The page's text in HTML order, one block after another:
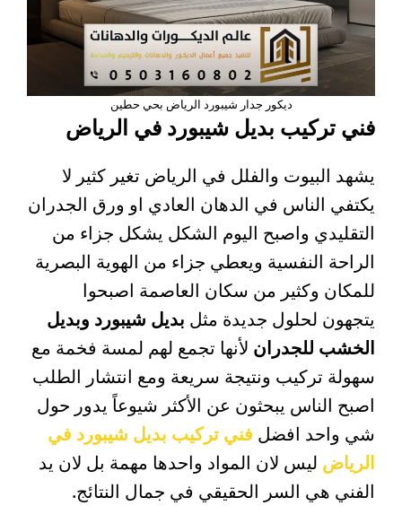
ديكور جدار شيبورد الرياض بحي حطين
فني تركيب بديل شيبورد في الرياض
يشهد البيوت والفلل في الرياض تغير كثير لا
يكتفي الناس في الدهان العادي او ورق الجدران
التقليدي واصبح اليوم الشكل يشكل جزاء من
الراحة النفسية ويعطي جزاء من الهوية البصرية
للمكان وكثير من سكان العاصمة اصبحوا
يتجهون لحلول جديدة مثل بديل شيبورد وبديل
الخشب للجدران لأنها تجمع لهم لمسة فخمة مع
سهولة تركيب ونتيجة سريعة ومع انتشار الطلب
اصبح الناس يبحثون عن الأكثر شيوعاً يدور حول
شي واحد افضل فني تركيب بديل شيبورد في
الرياض ليس لان المواد واحدها مهمة بل لان يد
الفني هي السر الحقيقي في جمال النتائج.